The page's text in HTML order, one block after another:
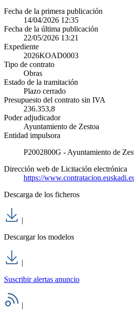
Fecha de la primera publicación
14/04/2026 12:35
Fecha de la última publicación
22/05/2026 13:21
Expediente
2026KOAD0003
Tipo de contrato
Obras
Estado de la tramitación
Plazo cerrado
Presupuesto del contrato sin IVA
236.353,8
Poder adjudicador
Ayuntamiento de Zestoa
Entidad impulsora
P2002800G - Ayuntamiento de
Dirección web de Licitación electrónica
https://
Descarga de los ficheros
|
Descargar los modelos
|
Suscribir alertas anuncio
|